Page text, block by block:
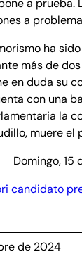
a prueba.
a
ha
más de
en duda su
con una
la
muere el
Domingo,
candidato
de 2024